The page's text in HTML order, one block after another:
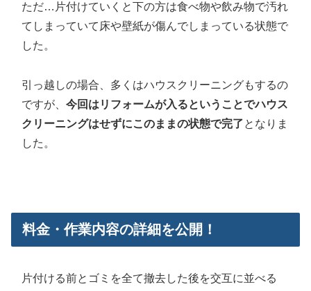
ただ…片付けていくと下の方は食べ物や飲み物で汚れ
てしまっていて床や壁紙が傷んでしまっている状態で
した。
引っ越しの場合、多くはハウスクリーニングもするの
ですが、 今回はリフォームが入るということでハウス
クリーニングはせずにこのままの状態で完了となりま
した。
料金・作業内容の詳細を公開！
片付ける前とゴミを全て撤去した後を交互に並べる